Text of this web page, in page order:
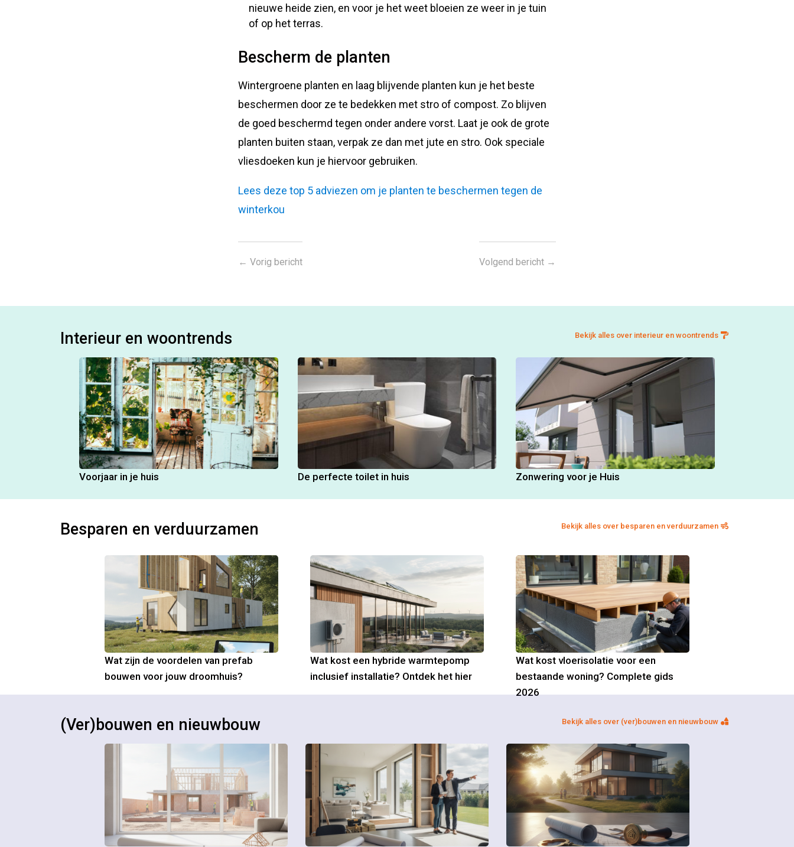
nieuwe heide zien, en voor je het weet bloeien ze weer in je tuin
of op het terras.
Bescherm de planten
Wintergroene planten en laag blijvende planten kun je het beste
beschermen door ze te bedekken met stro of compost. Zo blijven
de goed beschermd tegen onder andere vorst. Laat je ook de grote
planten buiten staan, verpak ze dan met jute en stro. Ook speciale
vliesdoeken kun je hiervoor gebruiken.
Lees deze top 5 adviezen om je planten te beschermen tegen de
winterkou
←Vorig bericht Volgend bericht→
Interieur en woontrends Bekijk alles over interieur en woontrends
Voorjaar in je huis De perfecte toilet in huis Zonwering voor je Huis
Besparen en verduurzamen Bekijk alles over besparen en verduurzamen
Wat zijn de voordelen van prefab
bouwen voor jouw droomhuis?
Wat kost een hybride warmtepomp
inclusief installatie? Ontdek het hier
Wat kost vloerisolatie voor een
bestaande woning? Complete gids
2026
(Ver)bouwen en nieuwbouw Bekijk alles over (ver)bouwen en nieuwbouw